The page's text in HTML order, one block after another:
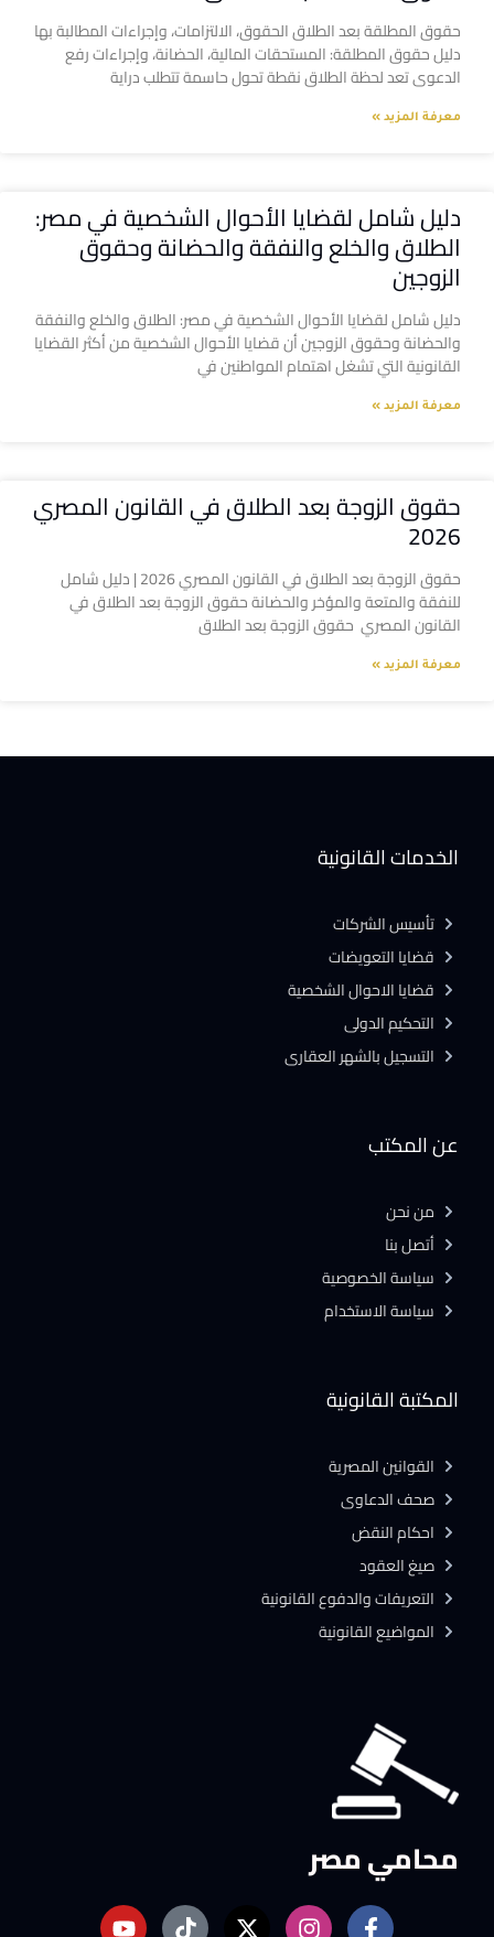
حقوق المطلقة بعد الطلاق الحقوق، الالتزامات، وإجراءات المطالبة بها
دليل حقوق المطلقة: المستحقات المالية، الحضانة، وإجراءات رفع
الدعوى تعد لحظة الطلاق نقطة تحول حاسمة تتطلب دراية
معرفة المزيد »
دليل شامل لقضايا الأحوال الشخصية في مصر:
الطلاق والخلع والنفقة والحضانة وحقوق
الزوجين
دليل شامل لقضايا الأحوال الشخصية في مصر: الطلاق والخلع والنفقة
والحضانة وحقوق الزوجين أن قضايا الأحوال الشخصية من أكثر القضايا
القانونية التي تشغل اهتمام المواطنين في
معرفة المزيد »
حقوق الزوجة بعد الطلاق في القانون المصري
2026
حقوق الزوجة بعد الطلاق في القانون المصري 2026 | دليل شامل
للنفقة والمتعة والمؤخر والحضانة حقوق الزوجة بعد الطلاق في
القانون المصري حقوق الزوجة بعد الطلاق
معرفة المزيد »
محامي مصر
المكتبة القانونية
القوانين المصرية
صحف الدعاوى
احكام النقض
صيغ العقود
التعريفات والدفوع القانونية
المواضيع القانونية
عن المكتب
من نحن
أتصل بنا
سياسة الخصوصية
سياسة الاستخدام
الخدمات القانونية
تأسيس الشركات
قضايا التعويضات
قضايا الاحوال الشخصية
التحكيم الدولى
التسجيل بالشهر العقارى